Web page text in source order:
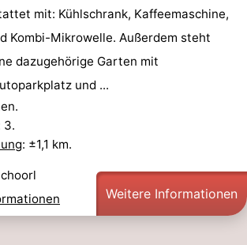
mit: Kühlschrank, Kaffeemaschine,
Kombi-Mikrowelle. Außerdem steht
dazugehörige Garten mit
und ...
3.
: ±1,1 km.
Weitere Informationen